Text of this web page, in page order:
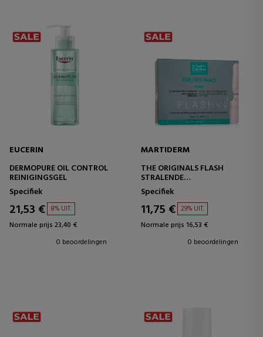
EUCERIN
DERMOPURE OIL CONTROL
REINIGINGSGEL
Specifiek
21,53 € 8% UIT.
Normale prijs 23,40 €
0 beoordelingen
MARTIDERM
THE ORIGINALS FLASH
STRALENDE
GEZICHTSBEHANDELING
Specifiek
11,75 € 29% UIT.
Normale prijs 16,53 €
0 beoordelingen